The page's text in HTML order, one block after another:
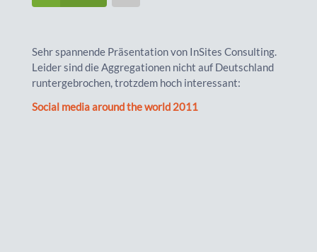
Sehr spannende Präsentation von InSites Consulting.
Leider sind die Aggregationen nicht auf Deutschland
runtergebrochen, trotzdem hoch interessant:
Social media around the world 2011